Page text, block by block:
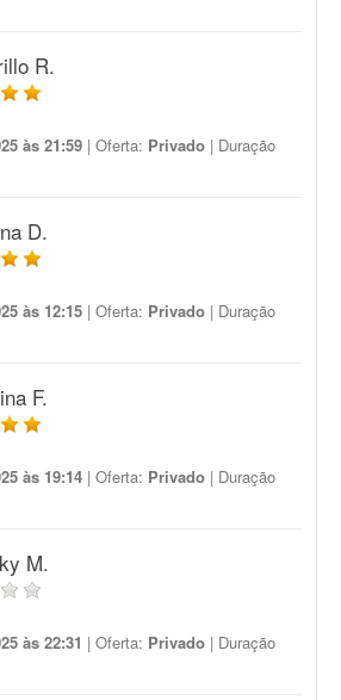
R.
às 21:59 | Oferta: Privado | Duração
D.
às 12:15 | Oferta: Privado | Duração
F.
às 19:14 | Oferta: Privado | Duração
M.
às 22:31 | Oferta: Privado | Duração